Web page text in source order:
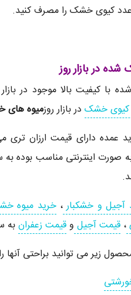
در بازار روز
شده با کیفیت بالا موجود در
کیوی خشک در بازار روزمیوه
عمده دارای قیمت ارزان
صورت اینترنتی مناسب بوده
و خشکبار،خرید میوه
، قیمت آجیل وقیمت زعفرانبه
زیر می توانید براحتی آنها